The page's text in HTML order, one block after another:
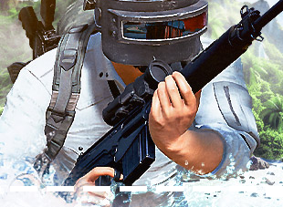
고객센터
공지사항
카카오게임즈 PC방
게임코인
게임시간선택제
청